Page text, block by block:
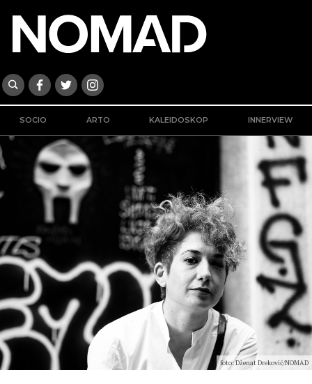
SOCIO ARTO KALEIDOSKOP INNERVIEW
foto: Dženat Dreković/NOMAD